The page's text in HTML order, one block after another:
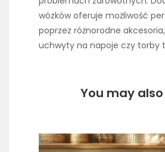
wózków oferuje możliwość
poprzez różnorodne
uchwyty na napoje czy torby
You may